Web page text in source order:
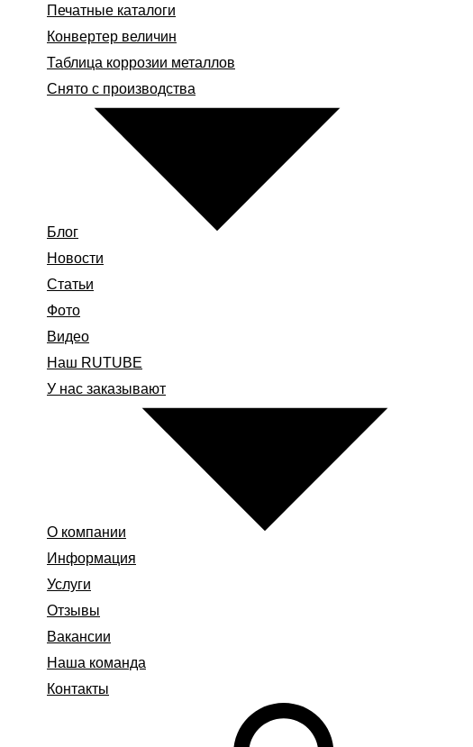
Печатные каталоги
Конвертер величин
Таблица коррозии металлов
Снято с производства
Блог
Новости
Статьи
Фото
Видео
Наш RUTUBE
У нас заказывают
О компании
Информация
Услуги
Отзывы
Вакансии
Наша команда
Контакты